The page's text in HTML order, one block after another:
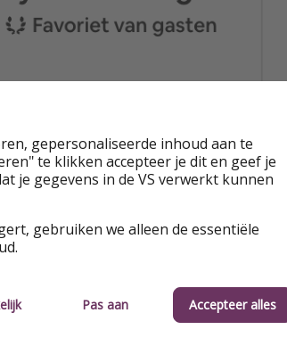
gepersonaliseerde inhoud aan te
te klikken accepteer je dit en geef je
je gegevens in de VS verwerkt kunnen
gebruiken we alleen de essentiële
Pas aan Accepteer alles